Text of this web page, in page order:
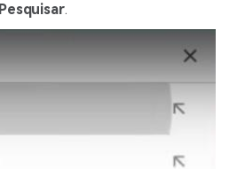
Pesquisar.